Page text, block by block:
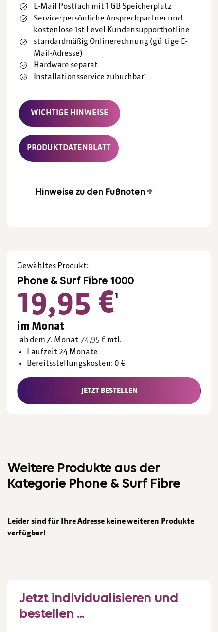
E-Mail Postfach mit 1 GB Speicherplatz
Service: persönliche Ansprechpartner und
kostenlose 1st Level Kundensupporthotline
standardmäßig Onlinerechnung (gültige E-
Mail-Adresse)
Hardware separat
Installationsservice zubuchbar4
WICHTIGE HINWEISE
PRODUKTDATENBLATT
Hinweise zu den Fußnoten
Gewähltes Produkt:
Phone & Surf Fibre 1000
Ursprünglicher
Preis
74,95 €
19,95 €
Aktueller
Preis
19,95 €.
1
im Monat
1 ab dem 7. Monat 74,95 €
Ursprünglicher
Preis
war:
Aktueller
Preis
ist:
mtl.
Laufzeit 24 Monate
Bereitsstellungskosten: 0 €
JETZT BESTELLEN
Weitere Produkte aus der
Kategorie Phone & Surf Fibre
Leider sind für Ihre Adresse keine weiteren Produkte
verfügbar!
Jetzt individualisieren und
bestellen ...